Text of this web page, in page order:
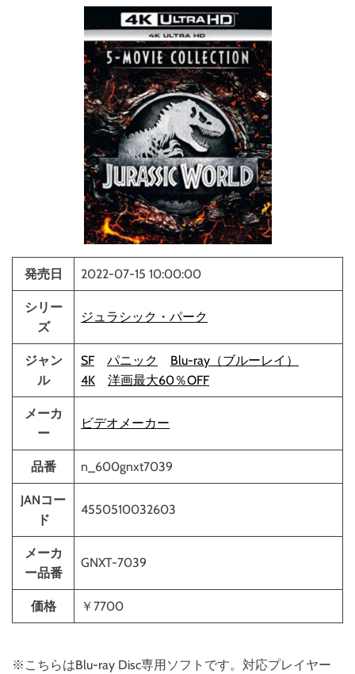
発売日 2022-07-15 10:00:00
シリー
ズ
ジュラシック・パーク
ジャン
ル
SF パニック
Blu-ray（ブルーレイ）
4K
洋画最大60％OFF
メーカ
ー
ビデオメーカー
品番 n_600gnxt7039
JANコー
ド
4550510032603
メーカ
ー品番
GNXT-7039
価格 ￥7700
※こちらはBlu-ray Disc専用ソフトです。対応プレイヤー